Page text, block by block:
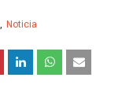
Noticia